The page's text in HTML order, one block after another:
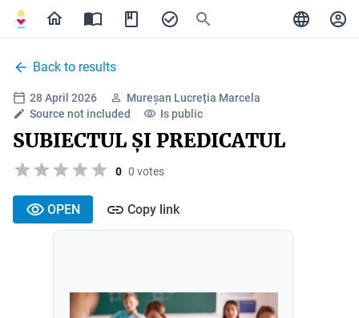
Back to results
28 April 2026
Mureșan Lucreția Marcela
Source not included
Is public
SUBIECTUL ȘI PREDICATUL
0 0 votes
OPEN Copy link